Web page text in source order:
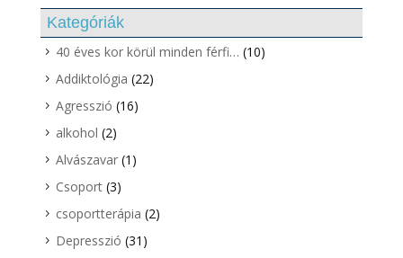
Kategóriák
40 éves kor körül minden férfi… (10)
Addiktológia (22)
Agresszió (16)
alkohol (2)
Alvászavar(1)
Csoport(3)
csoportterápia (2)
Depresszió (31)